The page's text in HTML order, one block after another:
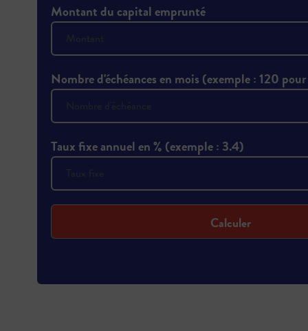
Montant du capital emprunté
Nombre d'échéances en mois (exemple : 120
Taux fixe annuel en % (exemple : 3.4)
Calculer